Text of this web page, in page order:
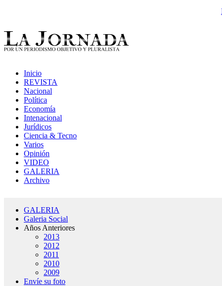
Inicio
REVISTA
Nacional
Política
Economía
Intenacional
Jurídicos
Ciencia & Tecno
Varios
Opinión
VIDEO
GALERIA
Archivo
GALERIA
Galeria Social
Años Anteriores
2013
2012
2011
2010
2009
Envíe su foto